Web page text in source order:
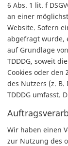
6 Abs. 1 lit. f
an einer
Website. Sofern
abgefragt wurde,
auf Grundlage
TDDDG, soweit
Cookies oder
des Nutzers (z.
TDDDG umfasst.
Wir haben einen
zur Nutzung des